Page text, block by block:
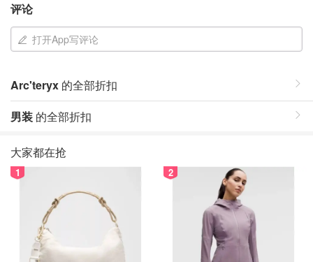
评论
打开App写评论
Arc'teryx 的全部折扣
男装 的全部折扣
大家都在抢
1 2